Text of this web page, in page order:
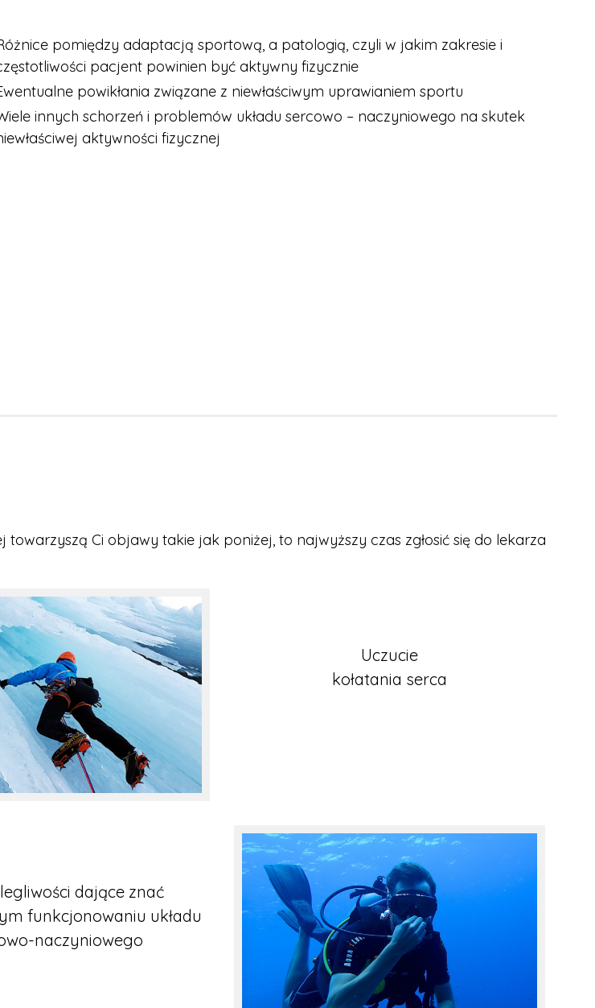
pomiędzy adaptacją sportową, a patologią, czyli w jakim zakresie i
pacjent powinien być aktywny fizycznie
powikłania związane z niewłaściwym uprawianiem sportu
innych schorzeń i problemów układu sercowo – naczyniowego na skutek
aktywności fizycznej
Ci objawy takie jak poniżej, to najwyższy czas zgłosić się do lekarza
Uczucie
kołatania serca
dające znać
funkcjonowaniu układu
naczyniowego